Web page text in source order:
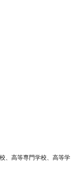
、高等専門学校、高等学